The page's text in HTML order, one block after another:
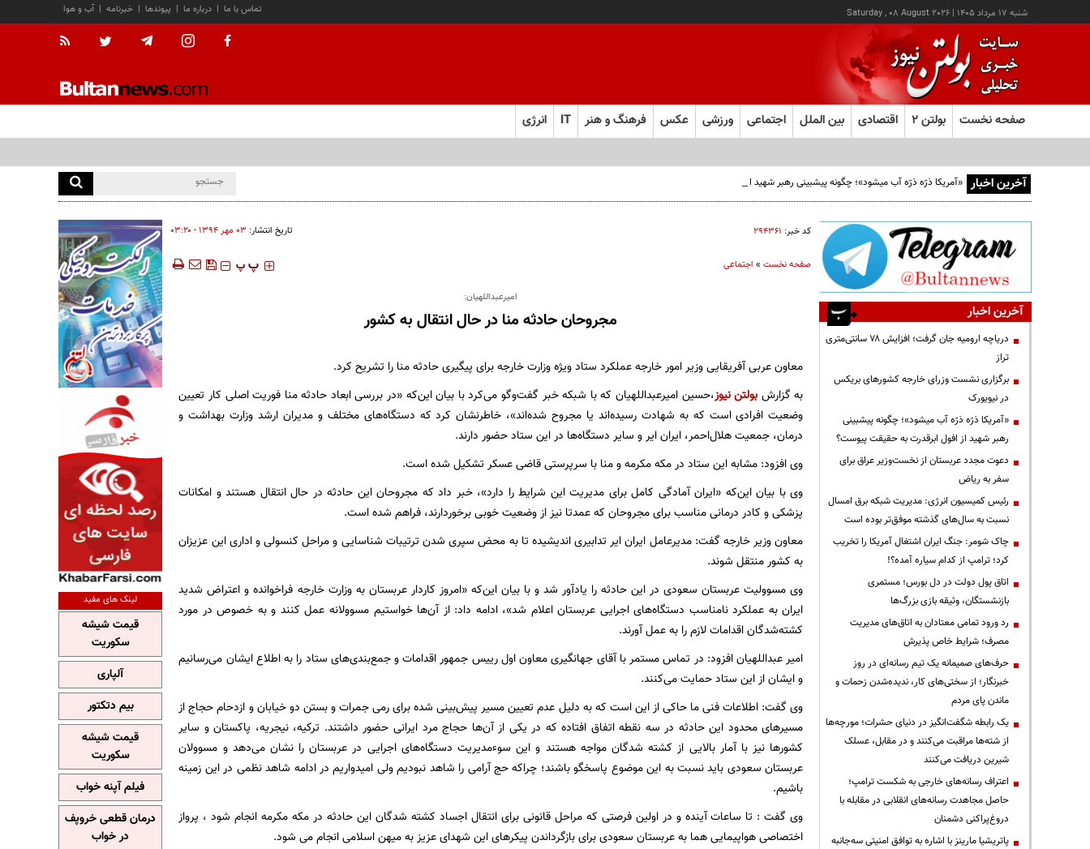
شنبه ۱۷ مرداد ۱۴۰۵ |
Saturday , 08 August 2026 آب و هوا | خبرنامه | پیوندها | درباره ما | تماس با ما
صفحه نخست بولتن ۲ اقتصادی بین الملل اجتماعی ورزشی عکس فرهنگ و هنر IT انرژی
آخرین اخبار «آمریکا ذرّه ذرّه آب میشود»؛ چگونه پیشبینی رهبر شهید از افول ابرقدرت به حقیقت پیوست؟
کد خبر: ۲۹۴۳۶۱ تاریخ انتشار: ۰۳ مهر ۱۳۹۴ - ۰۳:۲۰
صفحه نخست» اجتماعی ‍‍‍ پ پ
امیرعبداللهیان:
مجروحان حادثه منا در حال انتقال به کشور
معاون عربی آفریقایی وزیر امور خارجه عملکرد ستاد ویژه وزارت خارجه برای پیگیری حادثه منا را تشریح کرد.
به گزارش بولتن نیوز،حسین امیرعبداللهیان که با شبکه خبر گفت‌وگو می‌کرد با بیان این‌که «در بررسی ابعاد حادثه منا فوریت اصلی کار تعیین
وضعیت افرادی است که به شهادت رسیده‌اند یا مجروح شده‌اند»، خاطرنشان کرد که دستگاه‌های مختلف و مدیران ارشد وزارت بهداشت و
درمان، جمعیت هلال‌احمر، ایران ایر و سایر دستگاه‌ها در این ستاد حضور دارند.
وی افزود: مشابه این ستاد در مکه مکرمه و منا با سرپرستی قاضی عسکر تشکیل شده است.
وی با بیان این‌که «ایران آمادگی کامل برای مدیریت این شرایط را دارد»، خبر داد که مجروحان این حادثه در حال انتقال هستند و امکانات
پزشکی و کادر درمانی مناسب برای مجروحان که عمدتا نیز از وضعیت خوبی برخوردارند، فراهم شده است.
معاون وزیر خارجه گفت: مدیرعامل ایران ایر تدابیری اندیشیده تا به محض سپری شدن ترتیبات شناسایی و مراحل کنسولی و اداری این عزیزان
به کشور منتقل شوند.
وی مسوولیت عربستان سعودی در این حادثه را یادآور شد و با بیان این‌که «امروز کاردار عربستان به وزارت خارجه فراخوانده و اعتراض شدید
ایران به عملکرد نامناسب دستگاه‌های اجرایی عربستان اعلام شد»، ادامه داد: از آن‌ها خواستیم مسوولانه عمل کنند و به خصوص در مورد
کشته‌شدگان اقدامات لازم را به عمل آورند.
امیر عبداللهیان افزود: در تماس مستمر با آقای جهانگیری معاون اول رییس جمهور اقدامات و جمع‌بندی‌های ستاد را به اطلاع ایشان می‌رسانیم
و ایشان از این ستاد حمایت می‌کنند.
وی گفت: اطلاعات فنی ما حاکی از این است که به دلیل عدم تعیین مسیر پیش‌بینی شده برای رمی جمرات و بستن دو خیابان و ازدحام حجاج از
مسیرهای محدود این حادثه در سه نقطه اتفاق افتاده که در یکی از آن‌ها حجاج مرد ایرانی حضور داشتند. ترکیه، نیجریه، پاکستان و سایر
کشورها نیز با آمار بالایی از کشته شدگان مواجه هستند و این سوءمدیریت دستگاه‌های اجرایی در عربستان را نشان می‌دهد و مسوولان
عربستان سعودی باید نسبت به این موضوع پاسخگو باشند؛ چراکه حج آرامی را شاهد نبودیم ولی امیدواریم در ادامه شاهد نظمی در این زمینه
باشیم.
وی گفت : تا ساعات آینده و در اولین فرصتی که مراحل قانونی برای انتقال اجساد کشته شدگان این حادثه در مکه مکرمه انجام شود ، پرواز
اختصاصی هواپیمایی هما به عربستان سعودی برای بازگرداندن پیکرهای این شهدای عزیز به میهن اسلامی انجام می شود.
آخرین اخبار
دریاچه ارومیه جان گرفت؛ افزایش ۷۸ سانتی‌متری
تراز
برگزاری نشست وزرای خارجه کشورهای بریکس
در نیویورک
«آمریکا ذرّه ذرّه آب میشود»؛ چگونه پیشبینی
رهبر شهید از افول ابرقدرت به حقیقت پیوست؟
دعوت مجدد عربستان از نخست‌وزیر عراق برای
سفر به ریاض
رئیس کمیسیون انرژی: مدیریت شبکه برق امسال
نسبت به سال‌های گذشته موفق‌تر بوده است
چاک شومر: جنگ ایران اشتغال آمریکا را تخریب
کرد؛ ترامپ از کدام سیاره آمده؟!
اتاق پول دولت در دل بورس؛ مستمری
بازنشستگان، وثیقه بازی بزرگ‌ها
رد ورود تمامی معتادان به اتاق‌های مدیریت
مصرف؛ شرایط خاص پذیرش
حرف‌های صمیمانه یک تیم رسانه‌ای در روز
خبرنگار؛ از سختی‌های کار، ندیده‌شدن زحمات و
ماندن پای مردم
یک رابطه شگفت‌انگیز در دنیای حشرات؛ مورچه‌ها
از شته‌ها مراقبت می‌کنند و در مقابل، عسلک
شیرین دریافت می‌کنند
اعتراف رسانه‌های خارجی به شکست ترامپ؛
حاصل مجاهدت رسانه‌های انقلابی در مقابله با
دروغ‌پراکنی دشمنان
پاتریشیا مارینز با اشاره به توافق امنیتی سه‌جانبه
لینک های مفید
قیمت شیشه
سکوریت
آلپاری
بیم دتکتور
قیمت شیشه
سکوریت
فیلم آپنه خواب
درمان قطعی خروپف
در خواب